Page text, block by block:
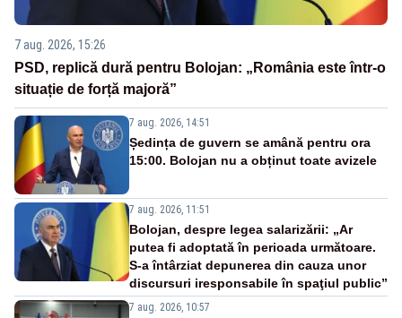
7 aug. 2026, 15:26
PSD, replică dură pentru Bolojan: „România este într-o
situație de forță majoră”
7 aug. 2026, 14:51
Ședința de guvern se amână pentru ora
15:00. Bolojan nu a obținut toate avizele
7 aug. 2026, 11:51
Bolojan, despre legea salarizării: „Ar
putea fi adoptată în perioada următoare.
S-a întârziat depunerea din cauza unor
discursuri iresponsabile în spaţiul public”
7 aug. 2026, 10:57